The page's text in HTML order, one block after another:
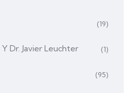
(19)
Dr. Javier Leuchter (1)
(95)